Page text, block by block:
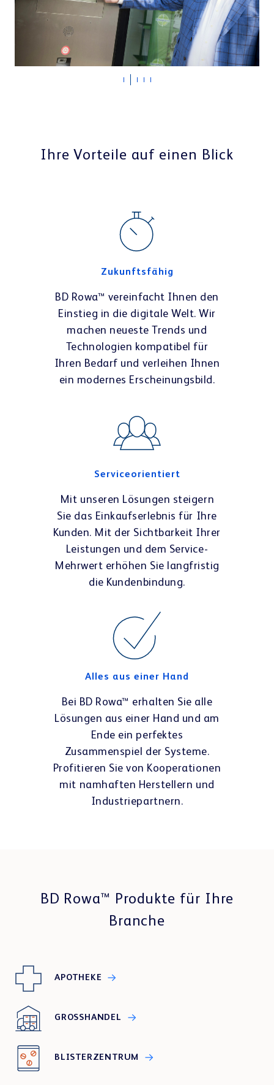
Ihre Vorteile auf einen Blick
Zukunftsfähig
BD Rowa™ vereinfacht Ihnen den
Einstieg in die digitale Welt. Wir
machen neueste Trends und
Technologien kompatibel für
Ihren Bedarf und verleihen Ihnen
ein modernes Erscheinungsbild.
Serviceorientiert
Mit unseren Lösungen steigern
Sie das Einkaufserlebnis für Ihre
Kunden. Mit der Sichtbarkeit Ihrer
Leistungen und dem Service-
Mehrwert erhöhen Sie langfristig
die Kundenbindung.
Alles aus einer Hand
Bei BD Rowa™ erhalten Sie alle
Lösungen aus einer Hand und am
Ende ein perfektes
Zusammenspiel der Systeme.
Profitieren Sie von Kooperationen
mit namhaften Herstellern und
Industriepartnern.
BD Rowa™ Produkte für Ihre
Branche
APOTHEKE
GROSSHANDEL
BLISTERZENTRUM